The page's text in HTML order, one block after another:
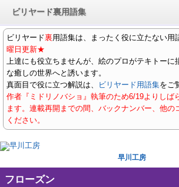
ビリヤード裏用語集
ビリヤード裏用語集は、まったく役に立たない用
曜日更新★
上達にも役立ちませんが、絵のプロがテキトーに
な癒しの世界へと誘います。
真面目で役に立つ解説は、
ビリヤード用語集をご
作者『ミドリノバショ』執筆のため6/19よりしば
ます。連載再開までの間、バックナンバー、他の
ください。
早川工房
フローズン